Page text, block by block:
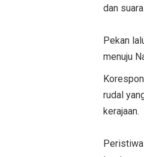
dan
Pekan
menuju
rudal
kerajaan.